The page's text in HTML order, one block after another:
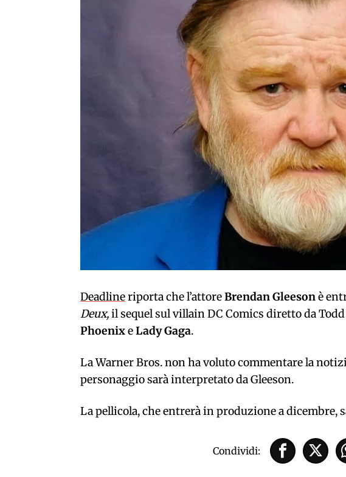
Deadlineriporta che l’attoreBrendan Gleesonè
Deux,il sequel sul villain DC Comics diretto da
PhoenixeLady Gaga.
La Warner Bros. non ha voluto commentare la
personaggio sarà interpretato da Gleeson.
La pellicola, che entrerà in produzione a dicembre,
Condividi: